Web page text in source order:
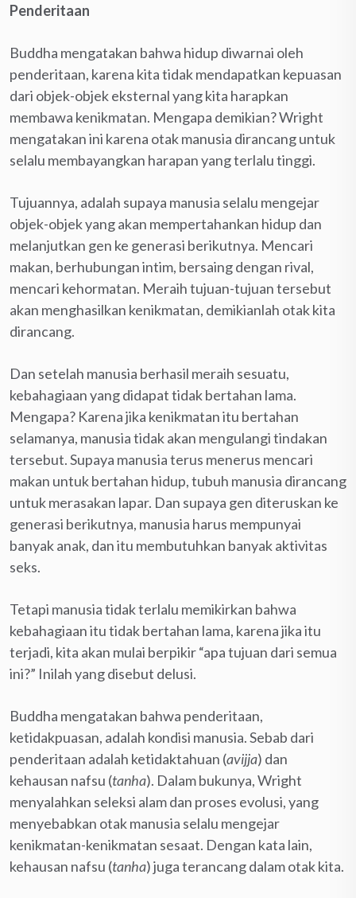
Penderitaan
Buddha mengatakan bahwa hidup diwarnai oleh
penderitaan, karena kita tidak mendapatkan kepuasan
dari objek-objek eksternal yang kita harapkan
membawa kenikmatan. Mengapa demikian? Wright
mengatakan ini karena otak manusia dirancang untuk
selalu membayangkan harapan yang terlalu tinggi.
Tujuannya, adalah supaya manusia selalu mengejar
objek-objek yang akan mempertahankan hidup dan
melanjutkan gen ke generasi berikutnya. Mencari
makan, berhubungan intim, bersaing dengan rival,
mencari kehormatan. Meraih tujuan-tujuan tersebut
akan menghasilkan kenikmatan, demikianlah otak kita
dirancang.
Dan setelah manusia berhasil meraih sesuatu,
kebahagiaan yang didapat tidak bertahan lama.
Mengapa? Karena jika kenikmatan itu bertahan
selamanya, manusia tidak akan mengulangi tindakan
tersebut. Supaya manusia terus menerus mencari
makan untuk bertahan hidup, tubuh manusia dirancang
untuk merasakan lapar. Dan supaya gen diteruskan ke
generasi berikutnya, manusia harus mempunyai
banyak anak, dan itu membutuhkan banyak aktivitas
seks.
Tetapi manusia tidak terlalu memikirkan bahwa
kebahagiaan itu tidak bertahan lama, karena jika itu
terjadi, kita akan mulai berpikir “apa tujuan dari semua
ini?” Inilah yang disebut delusi.
Buddha mengatakan bahwa penderitaan,
ketidakpuasan, adalah kondisi manusia. Sebab dari
penderitaan adalah ketidaktahuan (avijja) dan
kehausan nafsu (tanha). Dalam bukunya, Wright
menyalahkan seleksi alam dan proses evolusi, yang
menyebabkan otak manusia selalu mengejar
kenikmatan-kenikmatan sesaat. Dengan kata lain,
kehausan nafsu (tanha) juga terancang dalam otak kita.